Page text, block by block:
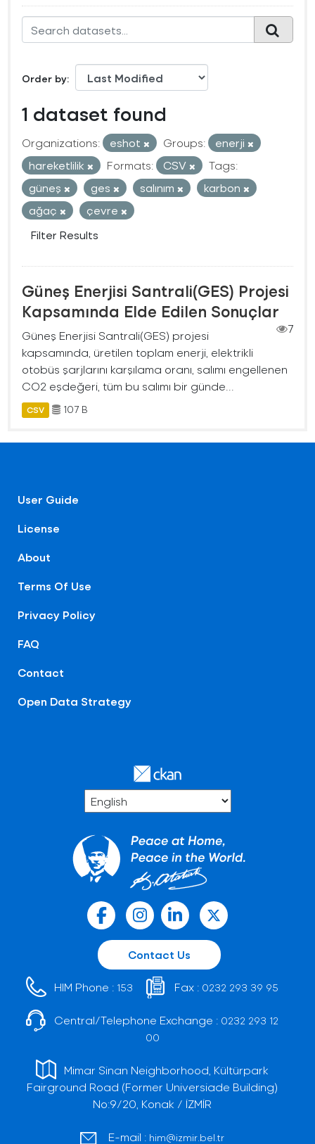
Order by
1 dataset found
Organizations: eshot Groups:
enerji
hareketlilik
Formats: CSV
Tags:
güneş
ges salınım
karbon
ağaç
çevre
Filter Results
Güneş Enerjisi Santrali(GES) Projesi
Kapsamında Elde Edilen Sonuçlar
7
Güneş Enerjisi Santrali(GES) projesi
kapsamında, üretilen toplam enerji, elektrikli
otobüs şarjlarını karşılama oranı, salımı engellenen
CO2 eşdeğeri, tüm bu salımı bir günde...
CSV 107 B
User Guide
License
About
Terms Of Use
Privacy Policy
FAQ
Contact
Open Data Strategy
Contact Us
HIM Phone : 153 Fax : 0232 293 39 95
Central/Telephone Exchange : 0232 293 12
00
Mimar Sinan Neighborhood, Kültürpark
Fairground Road (Former Universiade Building)
No:9/20, Konak / İZMİR
E-mail : him@izmir.bel.tr